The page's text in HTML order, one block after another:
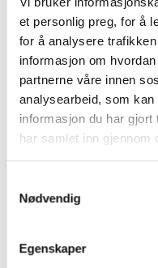
et personlig preg, for å
for å analysere
informasjon om
partnerne våre innen
analysearbeid, som
informasjon du har
har samlet inn gjennom
Nødvendig
Egenskaper
756,-